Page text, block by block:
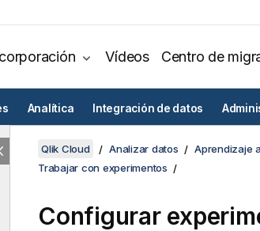
Vídeos Centro de
Analítica Integración de datos
Qlik Cloud Analizar datos
Aprendizaje
Trabajar con experimentos
Configurar